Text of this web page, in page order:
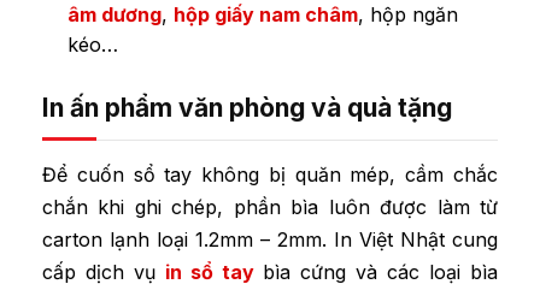
âm dương, hộp giấy nam châm, hộp ngăn
kéo…
In ấn phẩm văn phòng và quà tặng
Để cuốn sổ tay không bị quăn mép, cầm chắc
chắn khi ghi chép, phần bìa luôn được làm từ
carton lạnh loại 1.2mm – 2mm. In Việt Nhật cung
cấp dịch vụ in sổ taybìa cứng và các loại bìa